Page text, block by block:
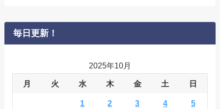
毎日更新！
2025年10月
月 火 水 木 金 土 日
1 2 3 4 5